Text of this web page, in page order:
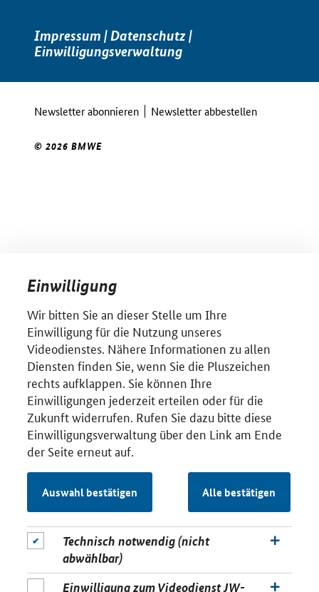
Impressum |Datenschutz|
Einwilligungsverwaltung
Newsletter abonnieren Newsletter abbestellen
© 2026 BMWE
Einwilligung
Wir bitten Sie an dieser Stelle um Ihre
Einwilligung für die Nutzung unseres
Videodienstes. Nähere Informationen zu allen
Diensten finden Sie, wenn Sie die Pluszeichen
rechts aufklappen. Sie können Ihre
Einwilligungen jederzeit erteilen oder für die
Zukunft widerrufen. Rufen Sie dazu bitte diese
Einwilligungsverwaltung über den Link am Ende
der Seite erneut auf.
Auswahl bestätigen Alle bestätigen
Technisch notwendig (nicht
abwählbar)
Einwilligung zum Videodienst JW-